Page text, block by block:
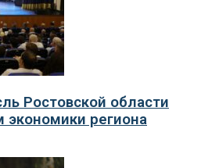
Ростовской области
экономики региона